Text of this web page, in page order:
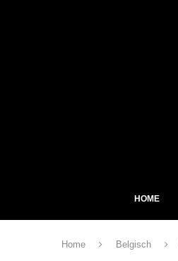
HOME
Home Belgisch